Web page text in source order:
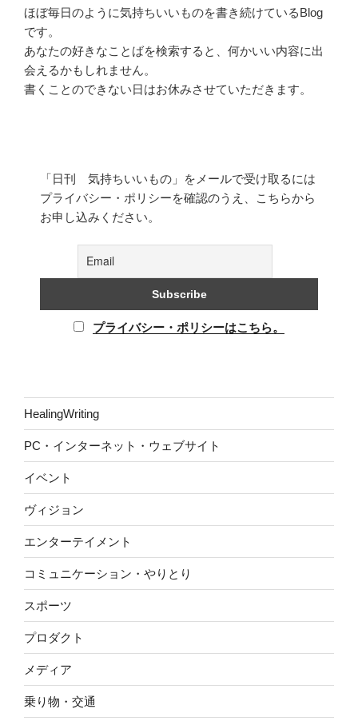
ほぼ毎日のように気持ちいいものを書き続けているBlog
です。
あなたの好きなことばを検索すると、何かいい内容に出
会えるかもしれません。
書くことのできない日はお休みさせていただきます。
「日刊 気持ちいいもの」をメールで受け取るには
プライバシー・ポリシーを確認のうえ、こちらから
お申し込みください。
プライバシー・ポリシーはこちら。
HealingWriting
PC・インターネット・ウェブサイト
イベント
ヴィジョン
エンターテイメント
コミュニケーション・やりとり
スポーツ
プロダクト
メディア
乗り物・交通